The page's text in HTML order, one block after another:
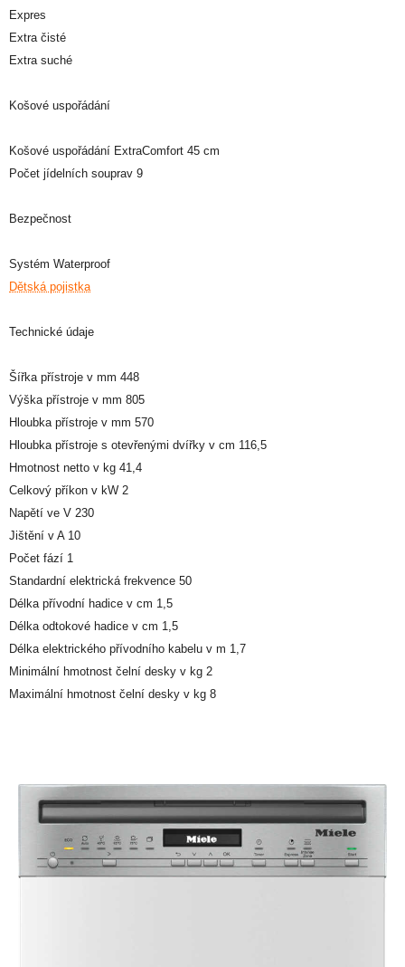
Expres
Extra čisté
Extra suché
Košové uspořádání
Košové uspořádání ExtraComfort 45 cm
Počet jídelních souprav 9
Bezpečnost
Systém Waterproof
Dětská pojistka
Technické údaje
Šířka přístroje v mm 448
Výška přístroje v mm 805
Hloubka přístroje v mm 570
Hloubka přístroje s otevřenými dvířky v cm 116,5
Hmotnost netto v kg 41,4
Celkový příkon v kW 2
Napětí ve V 230
Jištění v A 10
Počet fází 1
Standardní elektrická frekvence 50
Délka přívodní hadice v cm 1,5
Délka odtokové hadice v cm 1,5
Délka elektrického přívodního kabelu v m 1,7
Minimální hmotnost čelní desky v kg 2
Maximální hmotnost čelní desky v kg 8